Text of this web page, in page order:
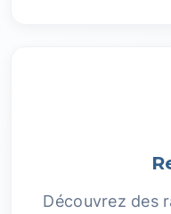
Découvrez des